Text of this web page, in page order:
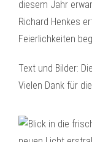
diesem Jahr
Richard Henkes
Feierlichkeiten
Text und Bilder:
Vielen Dank für